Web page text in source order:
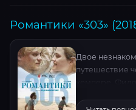
Романтики «303»
Двое
путешествие
пейзажи,